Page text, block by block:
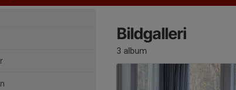
Bildgalleri
3 album